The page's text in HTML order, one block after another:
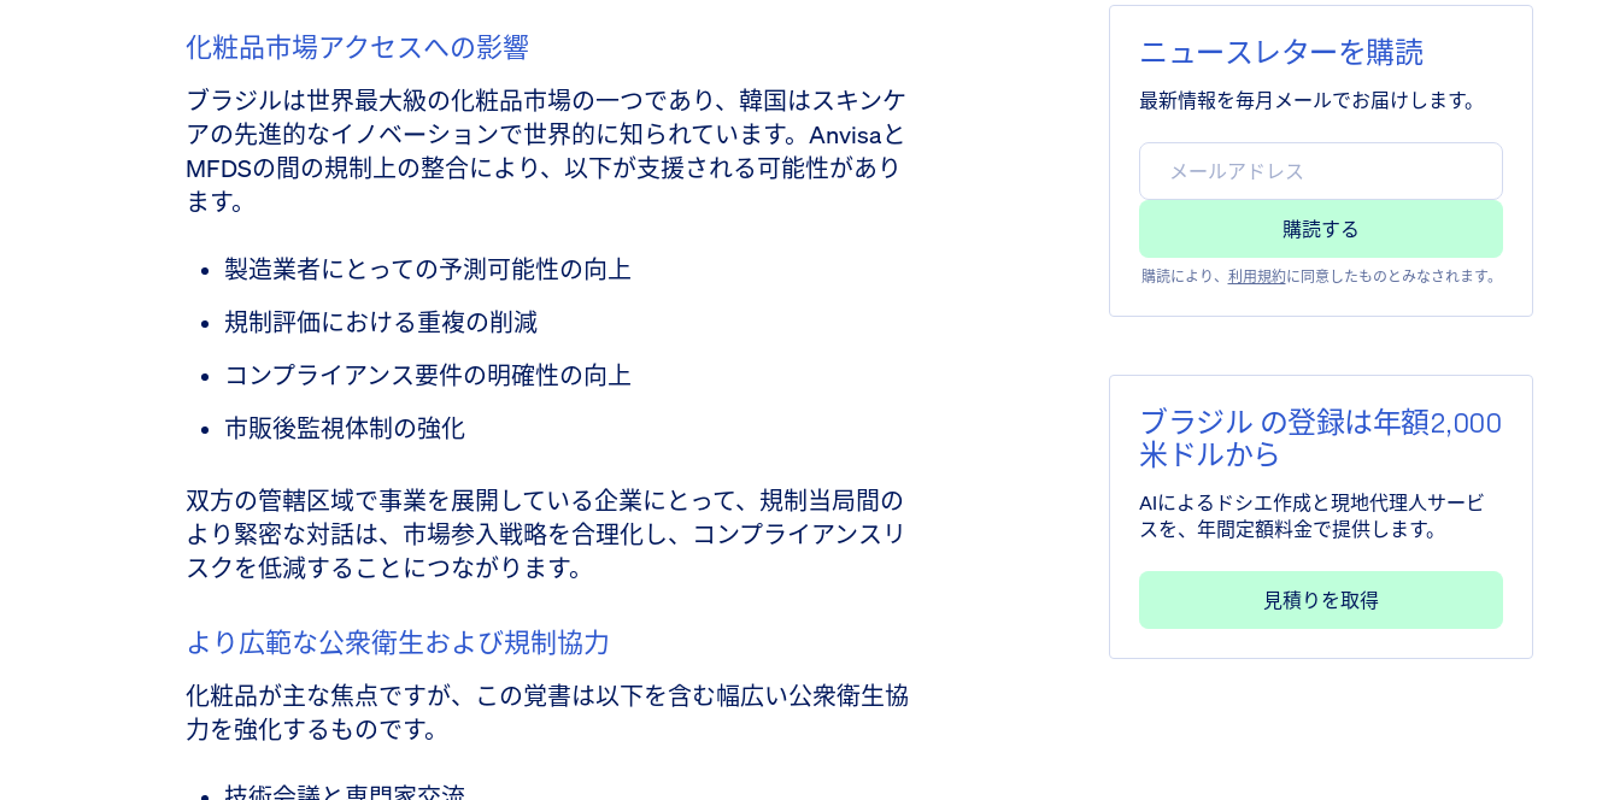
化粧品市場アクセスへの影響
ブラジルは世界最大級の化粧品市場の一つであり、韓国はスキンケ
アの先進的なイノベーションで世界的に知られています。Anvisaと
MFDSの間の規制上の整合により、以下が支援される可能性があり
ます。
製造業者にとっての予測可能性の向上
規制評価における重複の削減
コンプライアンス要件の明確性の向上
市販後監視体制の強化
双方の管轄区域で事業を展開している企業にとって、規制当局間の
より緊密な対話は、市場参入戦略を合理化し、コンプライアンスリ
スクを低減することにつながります。
より広範な公衆衛生および規制協力
化粧品が主な焦点ですが、この覚書は以下を含む幅広い公衆衛生協
力を強化するものです。
ニュースレターを購読
最新情報を毎月メールでお届けします。
購読により、 利用規約に同意したものとみなされます。
ブラジル の登録は年額2,000
米ドルから
AIによるドシエ作成と現地代理人サービ
スを、年間定額料金で提供します。
見積りを取得